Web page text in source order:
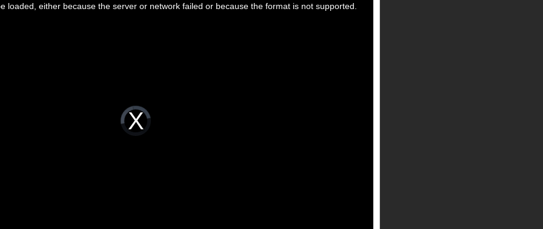
Video
Player
loading.
loaded, either because the server or network failed or because the format is not supported.